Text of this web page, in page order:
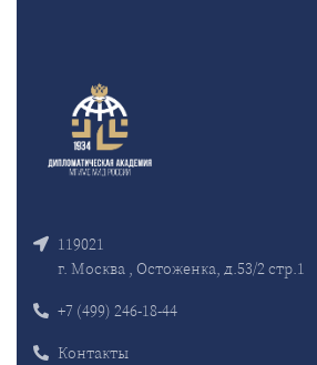
119021
г. Москва , Остоженка, д.53/2 стр.1
+7 (499) 246-18-44
Контакты